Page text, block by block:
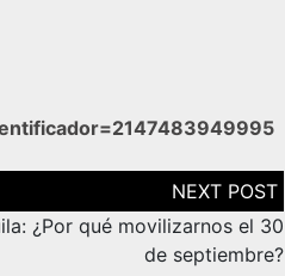
¿Por qué movilizarnos el 30
de septiembre?